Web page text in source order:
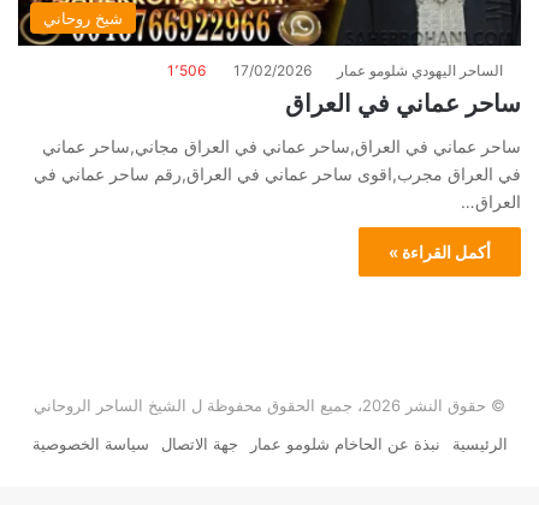
شيخ روحاني
الساحر اليهودي شلومو عمار 17/02/2026 1٬506
ساحر عماني في العراق
ساحر عماني في العراق,ساحر عماني في العراق مجاني,ساحر عماني
في العراق مجرب,اقوى ساحر عماني في العراق,رقم ساحر عماني في
العراق…
أكمل القراءة »
© حقوق النشر 2026، جميع الحقوق محفوظة ل الشيخ الساحر الروحاني
الرئيسية
نبذة عن الحاخام شلومو عمار جهة الاتصال سياسة الخصوصية